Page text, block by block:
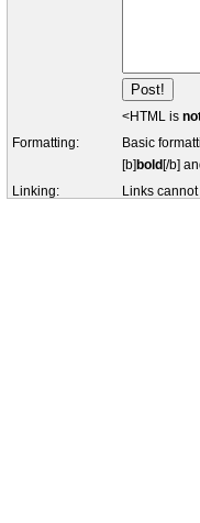
<HTML is
Formatting:
Basic
[b] bold [/b]
Linking:
Links